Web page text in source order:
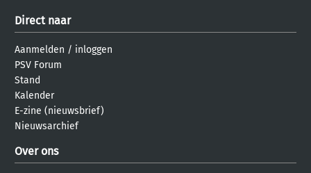
Direct naar
Aanmelden / inloggen
PSV Forum
Stand
Kalender
E-zine (nieuwsbrief)
Nieuwsarchief
Over ons